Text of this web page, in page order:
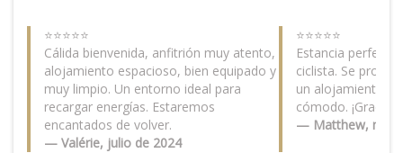
⭐⭐⭐⭐⭐
Cálida bienvenida, anfitrión muy atento,
alojamiento espacioso, bien equipado y
muy limpio. Un entorno ideal para
recargar energías. Estaremos
encantados de volver.
— Valérie, julio de 2024
⭐⭐⭐⭐⭐
Estancia
ciclista. Se
un alojamiento
cómodo.
— Matthew,